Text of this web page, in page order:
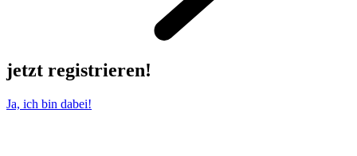
jetzt registrieren!
Ja, ich bin dabei!